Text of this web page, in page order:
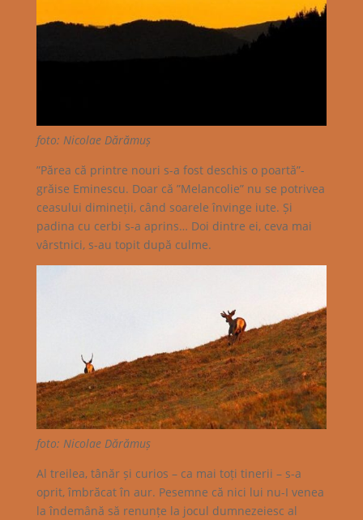
foto: Nicolae Dărămuș
”Părea că printre nouri s-a fost deschis o poartă”-
grăise Eminescu. Doar că ”Melancolie” nu se potrivea
ceasului dimineții, când soarele învinge iute. Și
padina cu cerbi s-a aprins… Doi dintre ei, ceva mai
vârstnici, s-au topit după culme.
foto: Nicolae Dărămuș
Al treilea, tânăr și curios – ca mai toți tinerii – s-a
oprit, îmbrăcat în aur. Pesemne că nici lui nu-I venea
la îndemână să renunțe la jocul dumnezeiesc al